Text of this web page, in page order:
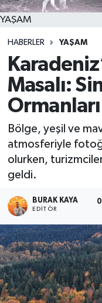
YAŞAM
HABERLER YAŞAM
Masalı:
Bölge, yeşil ve
atmosferiyle
olurken,
geldi.
BURAK KAYA
EDITÖR